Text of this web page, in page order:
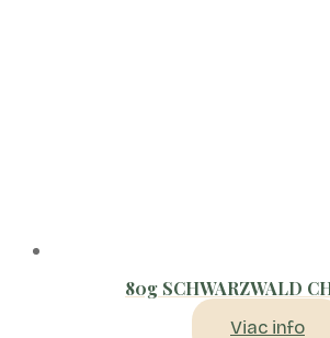
80g SCHWARZWALD
Viac info